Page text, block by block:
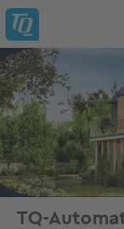
TQ-